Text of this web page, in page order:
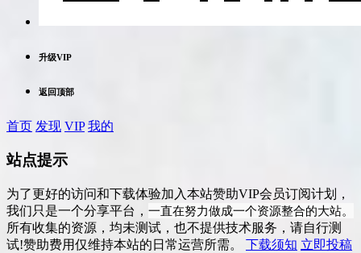
升级VIP
返回顶部
首页 发现 VIP 我的
站点提示
为了更好的访问和下载体验加入本站赞助VIP会员订阅计划，
我们只是一个分享平台， 一直在努力做成一个资源整合的大站。
所有收集的资源，均未测试，也不提供技术服务，请自行测
试!赞助费用仅维持本站的日常运营所需。 下载须知 立即投稿